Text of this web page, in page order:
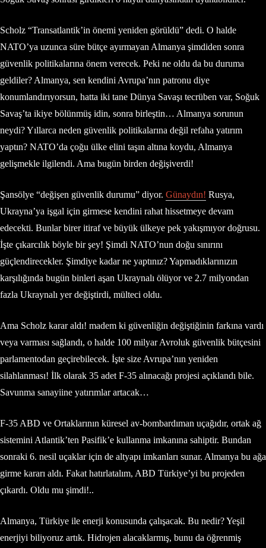
Scholz “Transatlantik’in önemi yeniden görüldü” dedi. O halde
NATO’ya uzunca süre bütçe ayırmayan Almanya şimdiden sonra
güvenlik politikalarına önem verecek. Peki ne oldu da bu duruma
geldiler? Almanya, sen kendini Avrupa’nın patronu diye
konumlandırıyorsun, hatta iki tane Dünya Savaşı tecrüben var, Soğuk
Savaş’ta ikiye bölünmüş idin, sonra birleştin… Almanya sorunun
neydi? Yıllarca neden güvenlik politikalarına değil refaha yatırım
yaptın? NATO’da çoğu ülke elini taşın altına koydu, Almanya
gelişmekle ilgilendi. Ama bugün birden değişiverdi!
Şansölye “değişen güvenlik durumu” diyor. Günaydın! Rusya,
Ukrayna’ya işgal için girmese kendini rahat hissetmeye devam
edecekti. Bunlar birer itiraf ve büyük ülkeye pek yakışmıyor doğrusu.
İşte çıkarcılık böyle bir şey! Şimdi NATO’nun doğu sınırını
güçlendirecekler. Şimdiye kadar ne yaptınız? Yapmadıklarınızın
karşılığında bugün binleri aşan Ukraynalı ölüyor ve 2.7 milyondan
fazla Ukraynalı yer değiştirdi, mülteci oldu.
Ama Scholz karar aldı! madem ki güvenliğin değiştiğinin farkına vardı
veya varması sağlandı, o halde 100 milyar Avroluk güvenlik bütçesini
parlamentodan geçirebilecek. İşte size Avrupa’nın yeniden
silahlanması! İlk olarak 35 adet F-35 alınacağı projesi açıklandı bile.
Savunma sanayiine yatırımlar artacak…
F-35 ABD ve Ortaklarının küresel av-bombardıman uçağıdır, ortak ağ
sistemini Atlantik’ten Pasifik’e kullanma imkanına sahiptir. Bundan
sonraki 6. nesil uçaklar için de altyapı imkanları sunar. Almanya bu ağa
girme kararı aldı. Fakat hatırlatalım, ABD Türkiye’yi bu projeden
çıkardı. Oldu mu şimdi!..
Almanya, Türkiye ile enerji konusunda çalışacak. Bu nedir? Yeşil
enerjiyi biliyoruz artık. Hidrojen alacaklarmış, bunu da öğrenmiş